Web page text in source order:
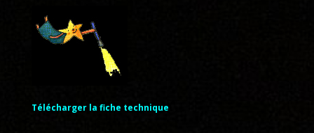
Télécharger la fiche technique